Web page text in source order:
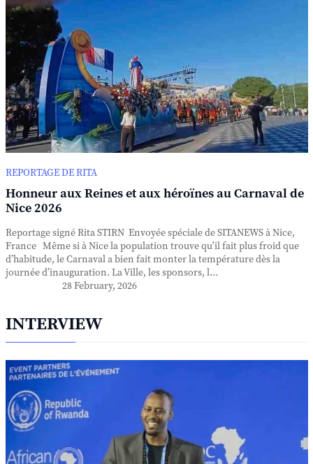
REPORTAGE DE RITA
Honneur aux Reines et aux héroïnes au Carnaval de
Nice 2026
Reportage signé Rita STIRN Envoyée spéciale de SITANEWS à Nice,
France Même si à Nice la population trouve qu’il fait plus froid que
d’habitude, le Carnaval a bien fait monter la température dès la
journée d’inauguration. La Ville, les sponsors, l...
28 February, 2026
INTERVIEW